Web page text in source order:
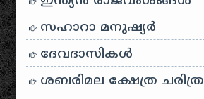
സഹാറാ മനുഷ്യർ
ദേവദാസികൾ
ശബരിമല ക്ഷേത്ര